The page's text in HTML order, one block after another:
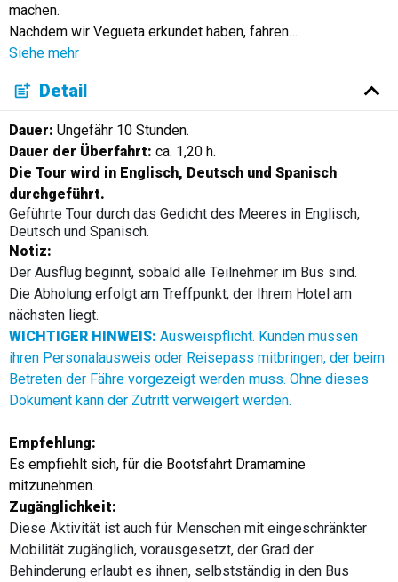
machen.
Nachdem wir Vegueta erkundet haben, fahren…
Siehe mehr
Detail
Dauer: Ungefähr 10 Stunden.
Dauer der Überfahrt: ca. 1,20 h.
Die Tour wird in Englisch, Deutsch und Spanisch
durchgeführt.
Geführte Tour durch das Gedicht des Meeres in Englisch,
Deutsch und Spanisch.
Notiz:
Der Ausflug beginnt, sobald alle Teilnehmer im Bus sind.
Die Abholung erfolgt am Treffpunkt, der Ihrem Hotel am
nächsten liegt.
WICHTIGER HINWEIS: Ausweispflicht. Kunden müssen
ihren Personalausweis oder Reisepass mitbringen, der beim
Betreten der Fähre vorgezeigt werden muss. Ohne dieses
Dokument kann der Zutritt verweigert werden.
Empfehlung:
Es empfiehlt sich, für die Bootsfahrt Dramamine
mitzunehmen.
Zugänglichkeit:
Diese Aktivität ist auch für Menschen mit eingeschränkter
Mobilität zugänglich, vorausgesetzt, der Grad der
Behinderung erlaubt es ihnen, selbstständig in den Bus